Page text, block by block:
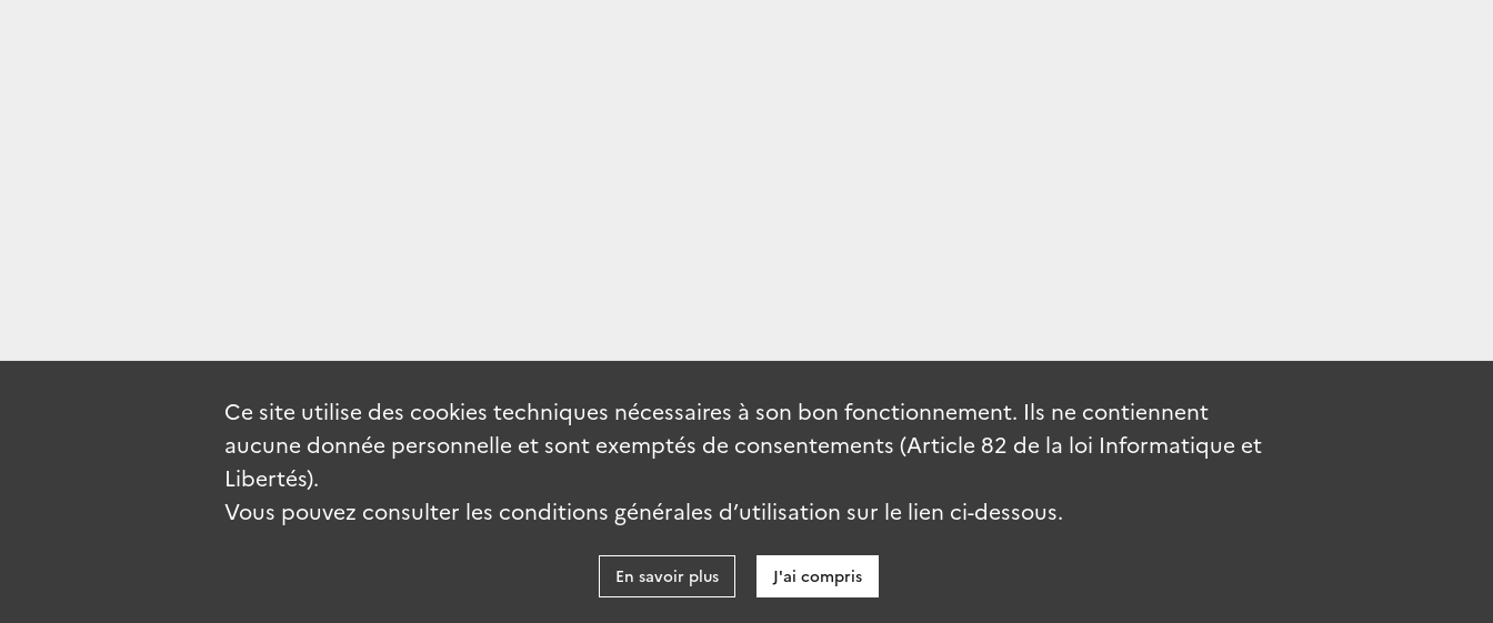
Ce site utilise des cookies techniques nécessaires à son bon fonctionnement. Ils ne contiennent
aucune donnée personnelle et sont exemptés de consentements (Article 82 de la loi Informatique et
Libertés).
Vous pouvez consulter les conditions générales d’utilisation sur le lien ci-dessous.
En savoir plus J'ai compris